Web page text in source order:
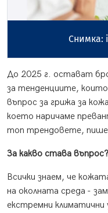
Снимка:
До 2025 г. остават
за тенденциите,
въпрос за грижа за
което наричаме
топ трендовете, пише
За какво става въпрос?
Всички знаем, че
на околната среда -
екстремни